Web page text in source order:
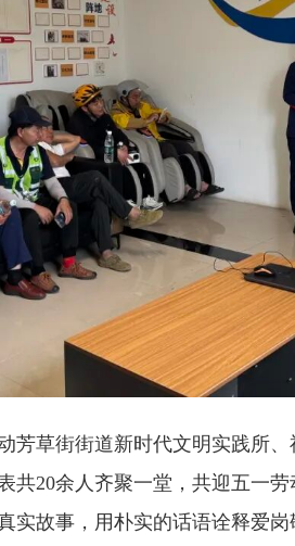
草街街道新时代文明实践所、
共20余人齐聚一堂，共迎五一
实故事，用朴实的话语诠释爱